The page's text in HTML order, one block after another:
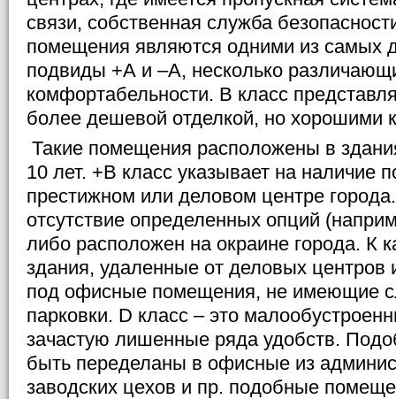
связи, собственная служба
помещения являются одними из самых
подвиды +А и –А, несколько
комфортабельности. В класс
более дешевой отделкой, но хорошими
Такие помещения расположены в
10 лет. +В класс указывает на наличие
престижном или деловом центре
отсутствие определенных опций
либо расположен на окраине города. К
здания, удаленные от деловых центров
под офисные помещения, не имеющие
парковки. D класс – это
зачастую лишенные ряда удобств.
быть переделаны в офисные из
заводских цехов и пр. подобные